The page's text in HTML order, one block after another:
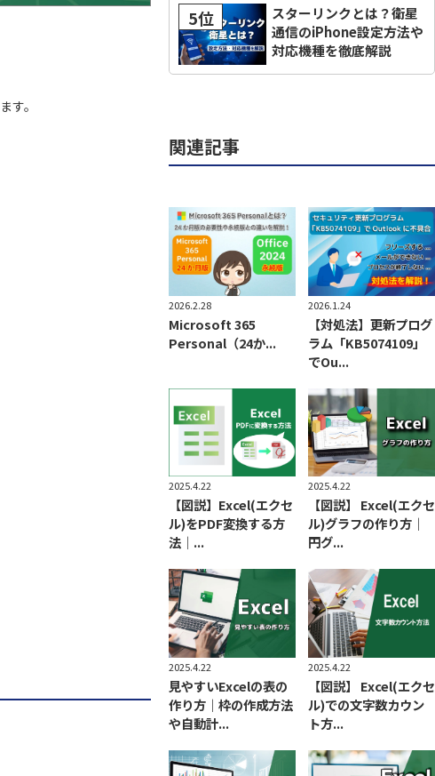
す。
5位
スターリンクとは？衛星
通信のiPhone設定方法や
対応機種を徹底解説
関連記事
2026.2.28
Microsoft 365
Personal（24か...
2026.1.24
【対処法】更新プログ
ラム「KB5074109」
でOu...
2025.4.22
【図説】Excel(エクセ
ル)をPDF変換する方
法｜...
2025.4.22
【図説】 Excel(エクセ
ル)グラフの作り方｜
円グ...
2025.4.22
見やすいExcelの表の
作り方｜枠の作成方法
や自動計...
2025.4.22
【図説】 Excel(エクセ
ル)での文字数カウン
ト方...